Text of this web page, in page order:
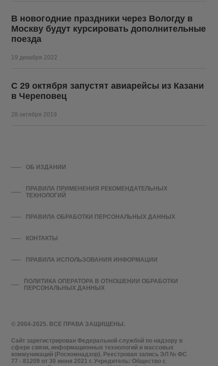
В новогодние праздники через Вологду в
Москву будут курсировать дополнительные
поезда
19 декабря 2022
С 29 октября запустят авиарейсы из Казани
в Череповец
28 октября 2019
© 2004-2025. ВСЕ ПРАВА ЗАЩИЩЕНЫ.
Сайт зарегистрирован Федеральной службой по надзору в
сфере связи, информационных технологий и массовых
коммуникаций (Роскомнадзор). Реестровая запись ЭЛ № ФС
77 - 81209 от 30 июня 2021 г. Учредитель: Общество с
ОБ ИЗДАНИИ
ПРАВИЛА ПРИМЕНЕНИЯ РЕКОМЕНДАТЕЛЬНЫХ
ТЕХНОЛОГИЙ
ПРАВИЛА ОБРАБОТКИ ПЕРСОНАЛЬНЫХ ДАННЫХ
КОНТАКТЫ
ПРАВИЛА ИСПОЛЬЗОВАНИЯ ИНФОРМАЦИИ
ПОЛИТИКА ОПЕРАТОРА В ОТНОШЕНИИ ОБРАБОТКИ
ПЕРСОНАЛЬНЫХ ДАННЫХ